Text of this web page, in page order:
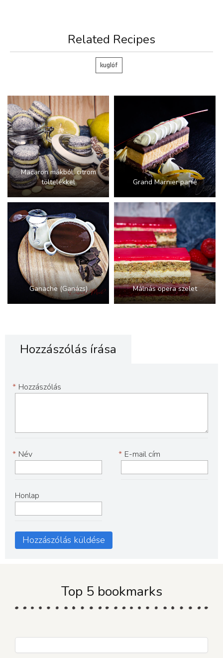
Related Recipes
kuglóf
Macaron mákból, citrom
töltelékkel
Grand Marnier parfé
Ganache (Ganázs) Málnás opera szelet
Hozzászólás írása
Hozzászólás
*
Név
* E-mail cím
*
Honlap
Top 5 bookmarks